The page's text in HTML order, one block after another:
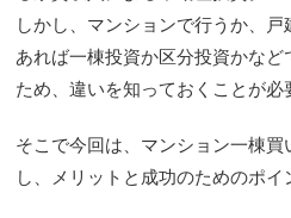
しかし、マンションで行うか、
あれば一棟投資か区分投資かな
ため、違いを知っておくことが必
そこで今回は、マンション一棟買
し、メリットと成功のためのポイ